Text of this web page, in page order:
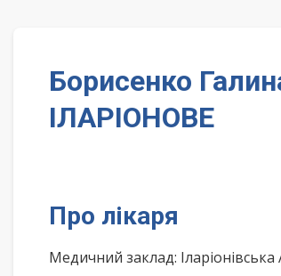
Борисенко
ІЛАРІОНОВЕ
Про лікаря
Медичний заклад: